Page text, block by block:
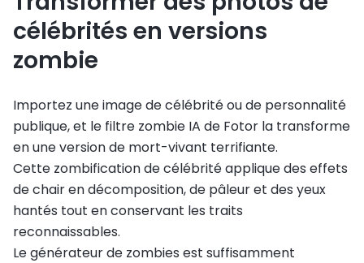
célébrités en versions
zombie
Importez une image de célébrité ou de personnalité
publique, et le filtre zombie IA de Fotor la transforme
en une version de mort-vivant terrifiante.
Cette zombification de célébrité applique des effets
de chair en décomposition, de pâleur et des yeux
hantés tout en conservant les traits
reconnaissables.
Le générateur de zombies est suffisamment